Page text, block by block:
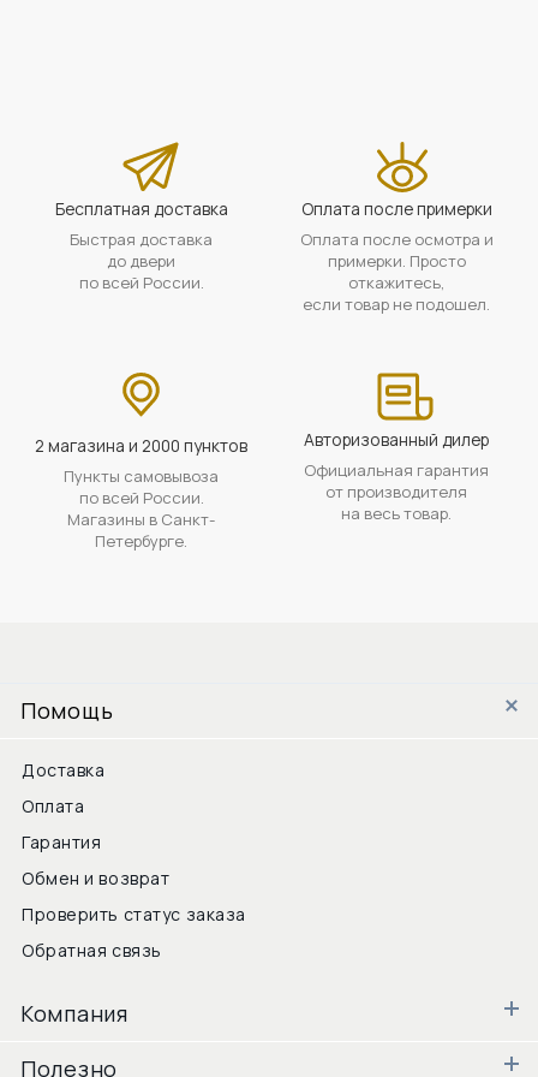
Бесплатная доставка
Быстрая доставка
до двери
по всей России.
Оплата после примерки
Оплата после осмотра и
примерки. Просто
откажитесь,
если товар не подошел.
2 магазина и 2000 пунктов
Пункты самовывоза
по всей России.
Магазины в Санкт-
Петербурге.
Авторизованный дилер
Официальная гарантия
от производителя
на весь товар.
Помощь
Доставка
Оплата
Гарантия
Обмен и возврат
Проверить статус заказа
Обратная связь
Компания
Полезно